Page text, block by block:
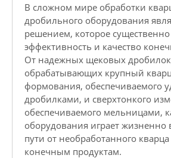
В сложном мире обработки
дробильного оборудования
решением, которое
эффективность и качество
От надежных щековых
обрабатывающих крупный
формования, обеспечиваемого
дробилками, и сверхтонкого
обеспечиваемого мельницами,
оборудования играет
пути от необработанного
конечным продуктам.